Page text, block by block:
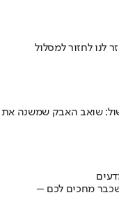
לנו לחזור למסלול
שואב האבק שמשנה את
מחכים לכם –